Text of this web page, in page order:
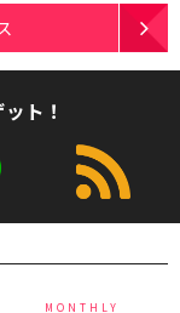
ト！
MONTHLY